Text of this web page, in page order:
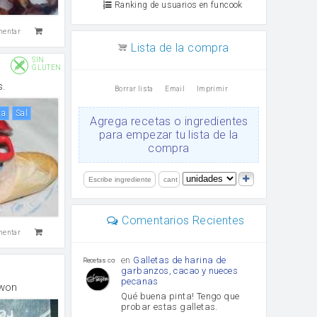
SIN
GLUTEN
sal
Ranking de usuarios en funcook
Lista de la compra
Borrar lista Email Imprimir
Agrega recetas o ingredientes
para empezar tu lista de la
compra
Comentarios Recientes
Recetas con sazon
en Galletas de harina de
garbanzos, cacao y nueces
pecanas
Qué buena pinta! Tengo que
probar estas galletas.